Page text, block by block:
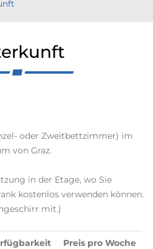
oder Zweitbettzimmer) im
von Graz.
in der Etage, wo Sie
kostenlos verwenden können.
mit.)
Preis pro Woche